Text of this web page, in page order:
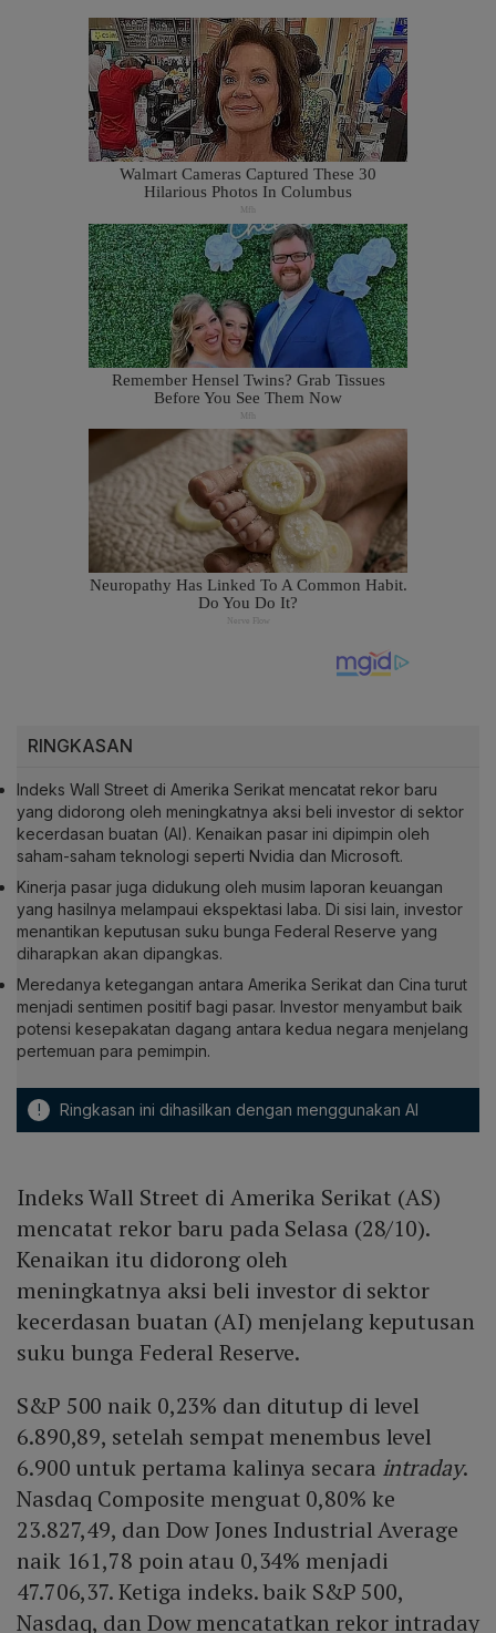
RINGKASAN
Indeks Wall Street di Amerika Serikat mencatat rekor baru
yang didorong oleh meningkatnya aksi beli investor di sektor
kecerdasan buatan (AI). Kenaikan pasar ini dipimpin oleh
saham-saham teknologi seperti Nvidia dan Microsoft.
Kinerja pasar juga didukung oleh musim laporan keuangan
yang hasilnya melampaui ekspektasi laba. Di sisi lain, investor
menantikan keputusan suku bunga Federal Reserve yang
diharapkan akan dipangkas.
Meredanya ketegangan antara Amerika Serikat dan Cina turut
menjadi sentimen positif bagi pasar. Investor menyambut baik
potensi kesepakatan dagang antara kedua negara menjelang
pertemuan para pemimpin.
! Ringkasan ini dihasilkan dengan menggunakan AI
Indeks Wall Street di Amerika Serikat (AS)
mencatat rekor baru pada Selasa (28/10).
Kenaikan itu didorong oleh
meningkatnya aksi beli investor di sektor
kecerdasan buatan (AI) menjelang keputusan
suku bunga Federal Reserve.
S&P 500 naik 0,23% dan ditutup di level
6.890,89, setelah sempat menembus level
6.900 untuk pertama kalinya secara intraday.
Nasdaq Composite menguat 0,80% ke
23.827,49, dan Dow Jones Industrial Average
naik 161,78 poin atau 0,34% menjadi
47.706,37. Ketiga indeks. baik S&P 500,
Nasdaq, dan Dow mencatatkan rekor intraday